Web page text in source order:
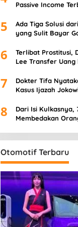
Passive Income
5
Ada Tiga Solusi
yang Sulit Bayar
6
Terlibat Prostitusi,
Lee Transfer
7
Dokter Tifa
Kasus Ijazah
8
Dari Isi Kulkasnya,
Membedakan
Otomotif Terbaru